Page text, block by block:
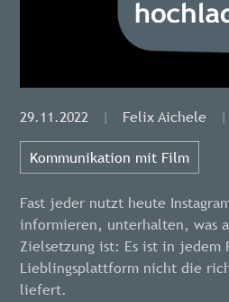
29.11.2022 | Felix Aichele |
Kommunikation mit Film
Fast jeder nutzt heute
informieren, unterhalten, was
Zielsetzung ist: Es ist in
Lieblingsplattform nicht die
liefert.